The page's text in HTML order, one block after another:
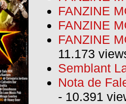
FANZINE
FANZINE
FANZINE
11.173
Semblant
Nota de
- 10.391